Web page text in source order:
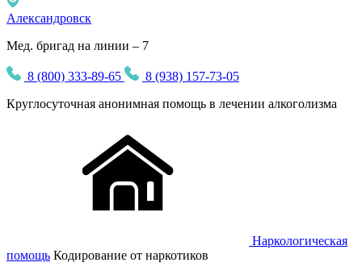
Александровск
Мед. бригад на линии – 7
8 (800) 333-89-65
8 (938) 157-73-05
Круглосуточная анонимная помощь в лечении алкоголизма
Наркологическая
помощь Кодирование от наркотиков